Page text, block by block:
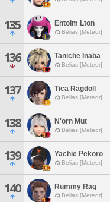
135 Entolm Lton
Belias [Meteor]
136 Taniche Inaba
Belias [Meteor]
137 Tica Ragdoll
Belias [Meteor]
138 N'orn Mut
Belias [Meteor]
139 Yachie Pekoro
Belias [Meteor]
140 Rummy Rag
Belias [Meteor]